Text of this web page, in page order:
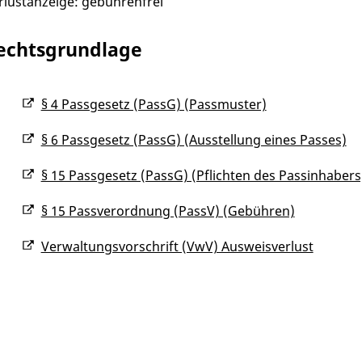
§ 4 Passgesetz (PassG) (Passmuster)
§ 6 Passgesetz (PassG) (Ausstellung eines Passes)
§ 15 Passgesetz (PassG) (Pflichten des
§ 15 Passverordnung (PassV) (Gebühren)
Verwaltungsvorschrift (VwV) Ausweisverlust